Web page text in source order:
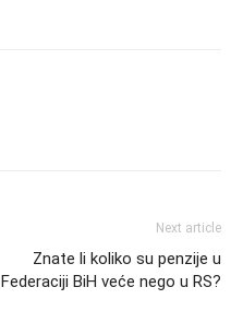
Next article
Znate li koliko su penzije u
Federaciji BiH veće nego u RS?